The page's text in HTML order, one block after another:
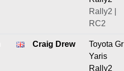
Rally2 |
RC2
Craig Drew
Toyota Gr
Yaris
Rally2